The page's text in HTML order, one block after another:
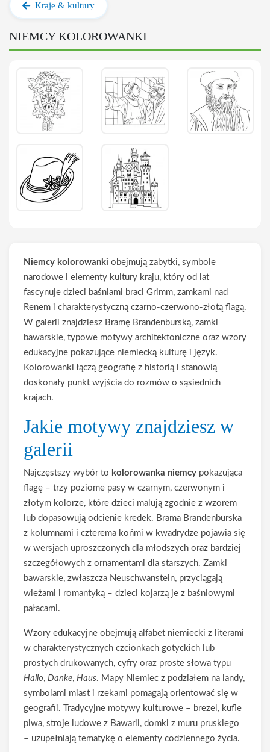
Kraje & kultury
NIEMCY KOLOROWANKI
Niemcy kolorowanki obejmują zabytki, symbole
narodowe i elementy kultury kraju, który od lat
fascynuje dzieci baśniami braci Grimm, zamkami nad
Renem i charakterystyczną czarno-czerwono-złotą flagą.
W galerii znajdziesz Bramę Brandenburską, zamki
bawarskie, typowe motywy architektoniczne oraz wzory
edukacyjne pokazujące niemiecką kulturę i język.
Kolorowanki łączą geografię z historią i stanowią
doskonały punkt wyjścia do rozmów o sąsiednich
krajach.
Jakie motywy znajdziesz w
galerii
Najczęstszy wybór to kolorowanka niemcy pokazująca
flagę – trzy poziome pasy w czarnym, czerwonym i
złotym kolorze, które dzieci malują zgodnie z wzorem
lub dopasowują odcienie kredek. Brama Brandenburska
z kolumnami i czterema końmi w kwadrydze pojawia się
w wersjach uproszczonych dla młodszych oraz bardziej
szczegółowych z ornamentami dla starszych. Zamki
bawarskie, zwłaszcza Neuschwanstein, przyciągają
wieżami i romantyką – dzieci kojarzą je z baśniowymi
pałacami.
Wzory edukacyjne obejmują alfabet niemiecki z literami
w charakterystycznych czcionkach gotyckich lub
prostych drukowanych, cyfry oraz proste słowa typu
Hallo, Danke, Haus. Mapy Niemiec z podziałem na landy,
symbolami miast i rzekami pomagają orientować się w
geografii. Tradycyjne motywy kulturowe – brezel, kufle
piwa, stroje ludowe z Bawarii, domki z muru pruskiego
– uzupełniają tematykę o elementy codziennego życia.